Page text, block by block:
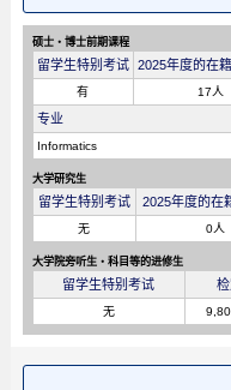
硕士・博士前期课程
留学生特别考试 2025年度的在
有 17人
专业
Informatics
大学研究生
留学生特别考试 2025年度的在
无 0人
大学院旁听生・科目等的进修生
留学生特别考试
无